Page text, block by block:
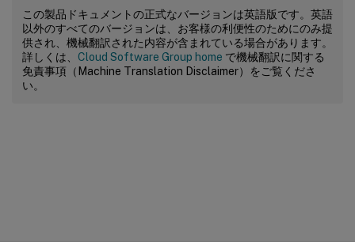
この製品ドキュメントの正式なバージョンは英語版です。英語
以外のすべてのバージョンは、お客様の利便性のためにのみ提
供され、機械翻訳された内容が含まれている場合があります。
詳しくは、 Cloud Software Group home で機械翻訳に関する
免責事項（Machine Translation Disclaimer）をご覧くださ
い。